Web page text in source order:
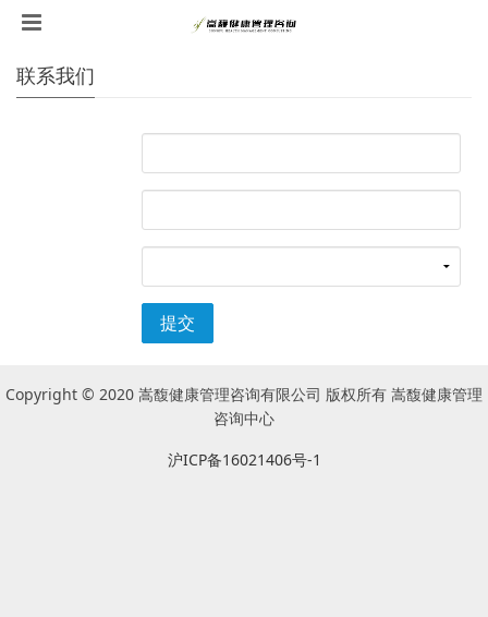
联系我们
提交
Copyright © 2020 嵩馥健康管理咨询有限公司 版权所有 嵩馥健康管理
咨询中心
沪ICP备16021406号-1